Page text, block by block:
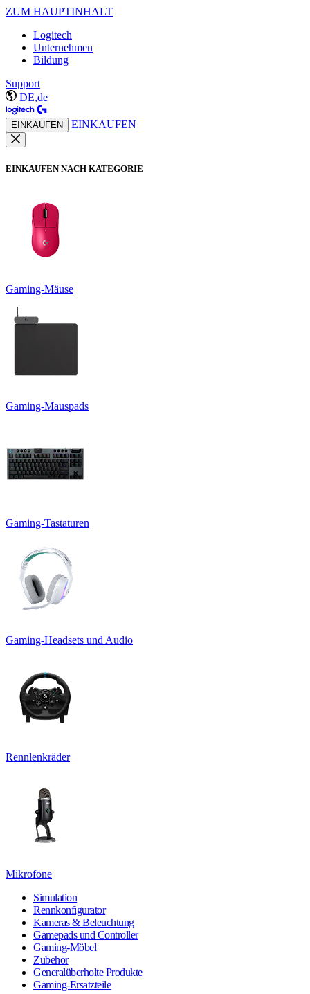
ZUM HAUPTINHALT
Logitech
Unternehmen
Bildung
Support
DE,de
EINKAUFEN EINKAUFEN
EINKAUFEN NACH KATEGORIE
Gaming-Mäuse
Gaming-Mauspads
Gaming-Tastaturen
Gaming-Headsets und Audio
Rennlenkräder
Mikrofone
Simulation
Rennkonfigurator
Kameras & Beleuchtung
Gamepads und Controller
Gaming-Möbel
Zubehör
Generalüberholte Produkte
Gaming-Ersatzteile